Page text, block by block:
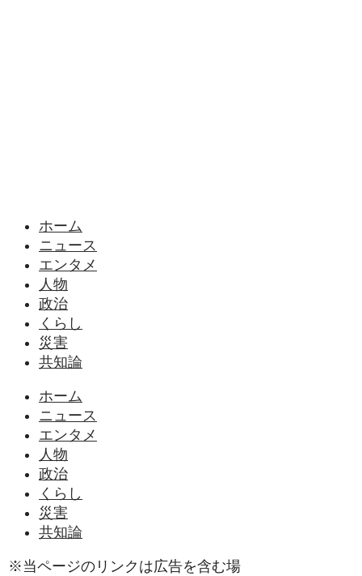
ホーム
ニュース
エンタメ
人物
政治
くらし
災害
共知論
ホーム
ニュース
エンタメ
人物
政治
くらし
災害
共知論
※当ページのリンクは広告を含む場